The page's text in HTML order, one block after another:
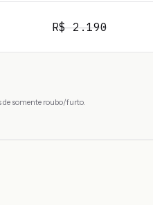
R$2.190
de somente roubo/furto.